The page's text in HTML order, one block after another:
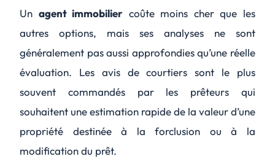
Un agent immobilier coûte moins cher que les
autres options, mais ses analyses ne sont
généralement pas aussi approfondies qu’une réelle
évaluation. Les avis de courtiers sont le plus
souvent commandés par les prêteurs qui
souhaitent une estimation rapide de la valeur d’une
propriété destinée à la forclusion ou à la
modification du prêt.